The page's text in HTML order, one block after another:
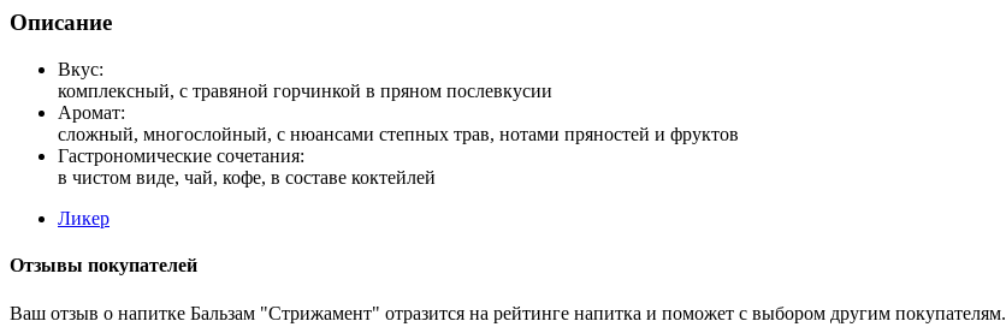
Описание
Вкус:
комплексный, с травяной горчинкой в пряном послевкусии
Аромат:
сложный, многослойный, с нюансами степных трав, нотами пряностей и фруктов
Гастрономические сочетания:
в чистом виде, чай, кофе, в составе коктейлей
Ликер
Отзывы покупателей
Ваш отзыв о напитке Бальзам "Стрижамент" отразится на рейтинге напитка и поможет с выбором другим покупателям.